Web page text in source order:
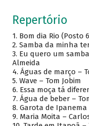
Repertório
1. Bom dia Rio (Posto
2. Samba da minha
3. Eu quero um
Almeida
4. Águas de março –
5. Wave – Tom Jobim
6. Essa moça tá
7. Água de beber –
8. Garota de Ipanema
9. Maria Moita –